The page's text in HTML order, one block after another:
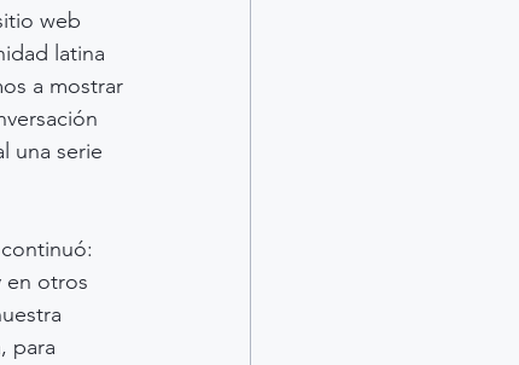
web
latina
a mostrar
una serie
en otros
para